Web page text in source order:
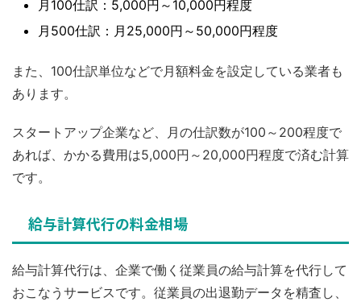
月100仕訳：5,000円～10,000円程度
月500仕訳：月25,000円～50,000円程度
また、100仕訳単位などで月額料金を設定している業者も
あります。
スタートアップ企業など、月の仕訳数が100～200程度で
あれば、かかる費用は5,000円～20,000円程度で済む計算
です。
給与計算代行の料金相場
給与計算代行は、企業で働く従業員の給与計算を代行して
おこなうサービスです。従業員の出退勤データを精査し、